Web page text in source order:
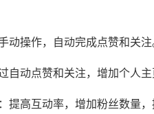
动操作，自动完成点赞和关注
自动点赞和关注，增加个人主
提高互动率，增加粉丝数量，